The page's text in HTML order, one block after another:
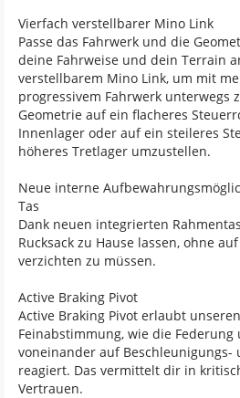
Vierfach verstellbarer Mino Link
Passe das Fahrwerk und die
deine Fahrweise und dein Terrain
verstellbarem Mino Link, um mit
progressivem Fahrwerk unterwegs
Geometrie auf ein flacheres
Innenlager oder auf ein steileres
höheres Tretlager umzustellen.
Neue interne
Tas
Dank neuen integrierten
Rucksack zu Hause lassen, ohne
verzichten zu müssen.
Active Braking Pivot
Active Braking Pivot erlaubt
Feinabstimmung, wie die Federung
voneinander auf Beschleunigungs-
reagiert. Das vermittelt dir in
Vertrauen.